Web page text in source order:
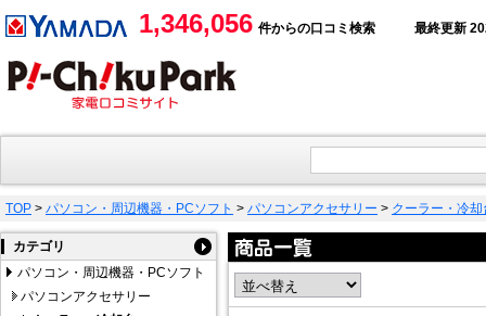
1,346,056 件からの口コミ検索 最終更新
TOP > パソコン・周辺機器・PCソフト > パソコンアクセサリー > クーラー・冷却
カテゴリ
パソコン・周辺機器・PCソフト
パソコンアクセサリー